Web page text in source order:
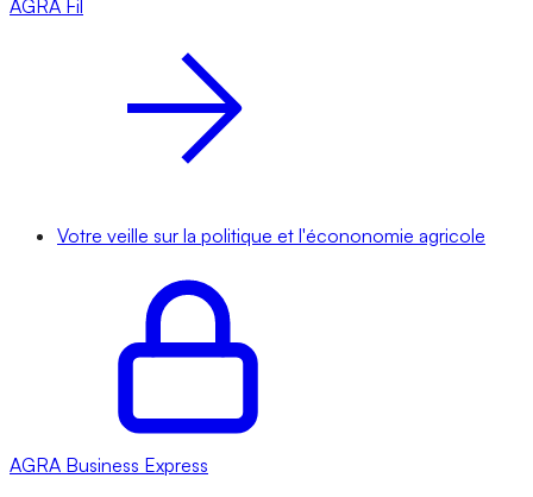
AGRA Fil
Votre veille sur la politique et l'écononomie agricole
AGRA Business Express